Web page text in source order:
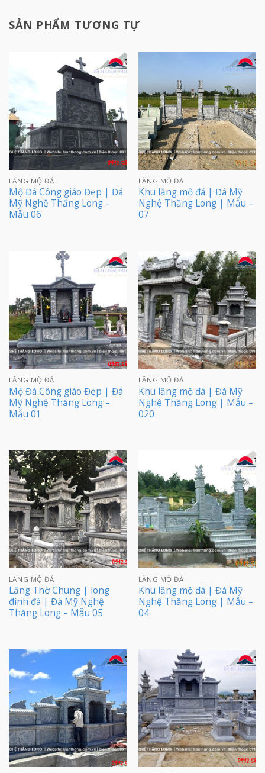
SẢN PHẨM TƯƠNG TỰ
LĂNG MỘ ĐÁ
Mộ Đá Công giáo Đẹp | Đá
Mỹ Nghệ Thăng Long –
Mẫu 06
LĂNG MỘ ĐÁ
Khu lăng mộ đá | Đá Mỹ
Nghệ Thăng Long | Mẫu –
07
LĂNG MỘ ĐÁ
Mộ Đá Công giáo Đẹp | Đá
Mỹ Nghệ Thăng Long –
Mẫu 01
LĂNG MỘ ĐÁ
Khu lăng mộ đá | Đá Mỹ
Nghệ Thăng Long | Mẫu –
020
LĂNG MỘ ĐÁ
Lăng Thờ Chung | long
đình đá | Đá Mỹ Nghệ
Thăng Long – Mẫu 05
LĂNG MỘ ĐÁ
Khu lăng mộ đá | Đá Mỹ
Nghệ Thăng Long | Mẫu –
04